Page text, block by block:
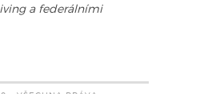
a federálními